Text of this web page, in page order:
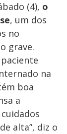
(4), o
, um dos
no
grave.
na
boa
a
alta”, diz o